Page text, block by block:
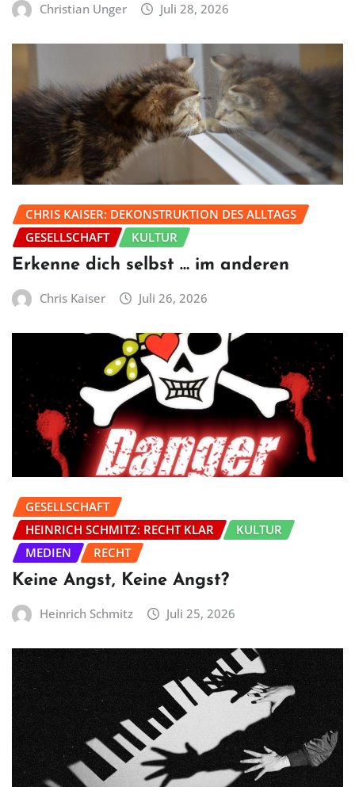
Christian Unger Juli 28, 2026
CHRIS KAISER: DEKONSTRUKTION DES ALLTAGS
GESELLSCHAFT
KULTUR
Erkenne dich selbst … im anderen
Chris Kaiser Juli 26, 2026
GESELLSCHAFT
HEINRICH SCHMITZ: RECHT KLAR
KULTUR
MEDIEN
RECHT
Keine Angst, Keine Angst?
Heinrich Schmitz Juli 25, 2026